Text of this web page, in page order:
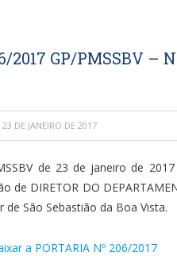
2017 GP/PMSSBV –
23 DE JANEIRO DE 2017
de 23 de janeiro de
de DIRETOR DO
de São Sebastião da Boa Vista.
a PORTARIA Nº 206/2017